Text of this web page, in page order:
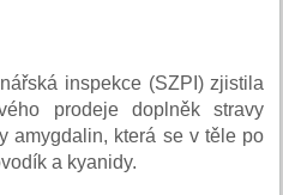
inspekce (SZPI) zjistila
prodeje doplněk stravy
amygdalin, která se v těle po
a kyanidy.